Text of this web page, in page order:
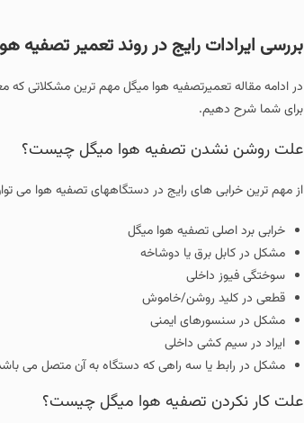
بررسی ایرادات رایج در روند تعمیر تصفیه
در ادامه مقاله تعمیرتصفیه هوا میگل مهم‌ ترین مشکلاتی
برای شما شرح دهیم.
علت روشن نشدن تصفیه هوا میگل چیست؟
از مهم ترین خرابی های رایج در دستگاههای تصفیه هوا می
خرابی برد اصلی تصفیه هوا میگل
مشکل در کابل برق یا دوشاخه
سوختگی فیوز داخلی
قطعی در کلید روشن/خاموش
مشکل در سنسورهای ایمنی
ایراد در سیم کشی داخلی
مشکل در رابط یا سه راهی که دستگاه به آن متصل می
علت کار نکردن تصفیه هوا میگل چیست؟